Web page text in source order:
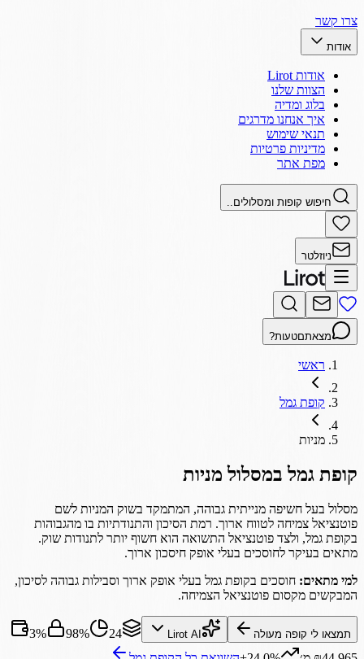
צרו קשר
אודות
אודות Lirot
הצוות שלנו
בלוג ומדיה
איך אנחנו מדרגים
תנאי שימוש
מדיניות פרטיות
מפת אתר
חיפוש קופות ומסלולים..
ניוזלטר
מצאתםטעות?
ראשי
קופת גמל
מניות
קופת גמלבמסלול מניות
מסלול בעל חשיפה מנייתית גבוהה, המתמקד בשוק המניות לשם
פוטנציאל צמיחה לטווח ארוך. רמת הסיכון והתנודתיות בו מהגבוהות
בקופת גמל, ולצד פוטנציאל התשואה הוא חשוף יותר לתנודות שוק.
מתאים בעיקר לחוסכים בעלי אופק חיסכון ארוך.
למי מתאים: חוסכים בקופת גמל בעלי אופק ארוך וסבילות גבוהה לסיכון,
המבקשים מקסום פוטנציאל הצמיחה.
תמצאו לי קופה מעולה Lirot AI
24
98%
3%